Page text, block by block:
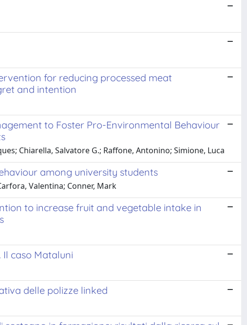
for reducing processed meat
and intention
to Foster Pro-Environmental Behaviour
Chiarella, Salvatore G.; Raffone, Antonino; Simione, Luca
among university students
Valentina; Conner, Mark
to increase fruit and vegetable intake in
caso Mataluni
delle polizze linked